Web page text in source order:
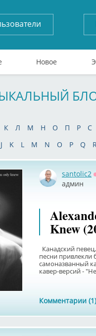
Новое
К Л М Н О П Р С
J K L M N O P Q
santolic2
админ
Knew
Канадский
песни привлекли
самоназванный
кавер-версий -
Комментарии (1)